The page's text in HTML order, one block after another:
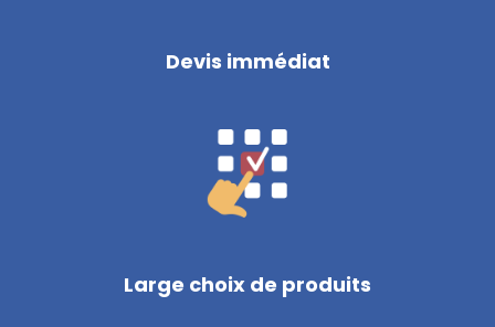
Devis immédiat
Large choix de produits